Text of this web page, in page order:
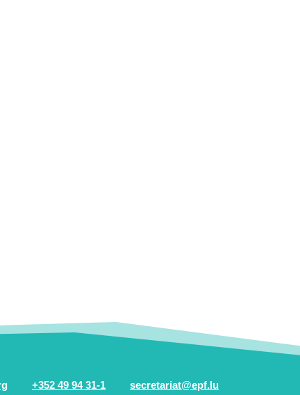
+352 49 94 31-1 secretariat@epf.lu